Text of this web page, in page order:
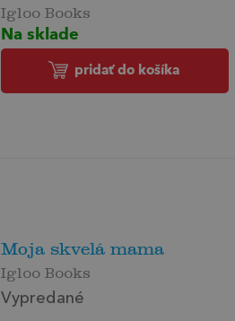
Igloo Books
Na sklade
pridať do košíka
Moja skvelá mama
Igloo Books
Vypredané